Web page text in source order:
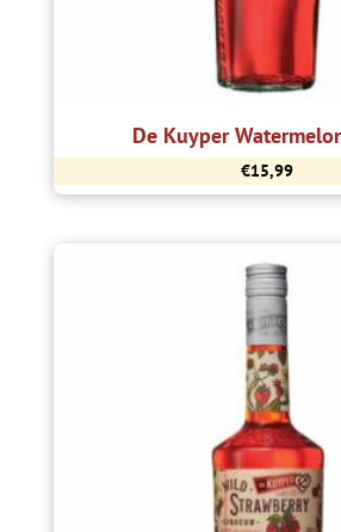
De Kuyper
€15,99